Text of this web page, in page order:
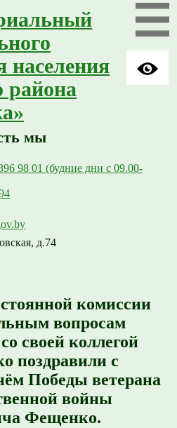
населения
района
мы
98 01 (будние дни с 09.00-
д.74
комиссии
вопросам
своей коллегой
поздравили с
Победы ветерана
войны
Фещенко.